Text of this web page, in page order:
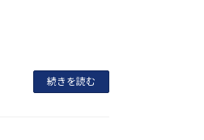
続きを読む